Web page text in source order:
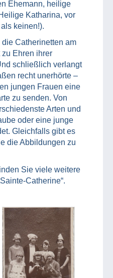
Ehemann, heilige
Katharina, vor
keinen!).
Catherinetten am
Ehren ihrer
schließlich verlangt
recht unerhörte –
jungen Frauen eine
zu senden. Von
Arten und
oder eine junge
Gleichfalls gibt es
die Abbildungen zu
Sie viele weitere
Catherine“.